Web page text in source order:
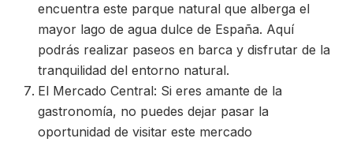
encuentra este parque natural que alberga el
mayor lago de agua dulce de España. Aquí
podrás realizar paseos en barca y disfrutar de la
tranquilidad del entorno natural.
El Mercado Central: Si eres amante de la
gastronomía, no puedes dejar pasar la
oportunidad de visitar este mercado